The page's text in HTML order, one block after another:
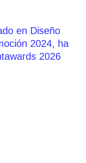
en Diseño
2024, ha
2026